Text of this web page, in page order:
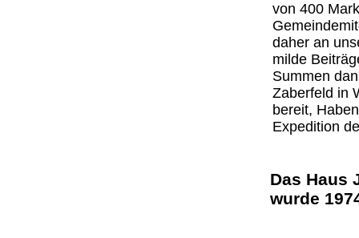
von 400
daher an
milde
Summen
Zaberfeld in
bereit,
Expedition
Das Haus
wurde